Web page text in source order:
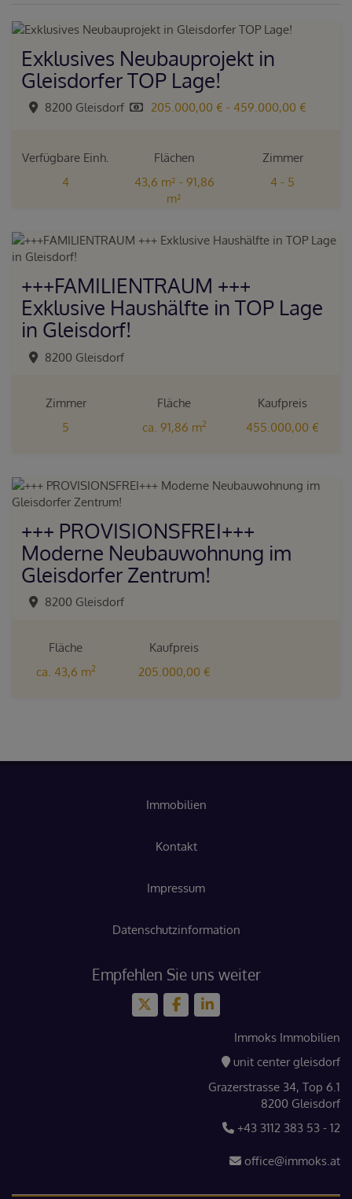
Exklusives Neubauprojekt in
Gleisdorfer TOP Lage!
8200 Gleisdorf 205.000,00 € - 459.000,00 €
Verfügbare Einh.
4
Flächen
43,6 m² - 91,86
m²
Zimmer
4 - 5
+++FAMILIENTRAUM +++
Exklusive Haushälfte in TOP Lage
in Gleisdorf!
8200 Gleisdorf
Zimmer
5
Fläche
ca. 91,86 m2
Kaufpreis
455.000,00 €
+++ PROVISIONSFREI+++
Moderne Neubauwohnung im
Gleisdorfer Zentrum!
8200 Gleisdorf
Fläche
ca. 43,6 m2
Kaufpreis
205.000,00 €
Immobilien
Kontakt
Impressum
Datenschutzinformation
Empfehlen Sie uns weiter
Immoks Immobilien
unit center gleisdorf
Grazerstrasse 34, Top 6.1
8200 Gleisdorf
+43 3112 383 53 - 12
office@immoks.at